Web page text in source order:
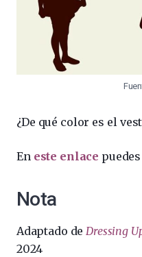
¿De qué color es el
En este enlace
Nota
Adaptado deDressing
2024